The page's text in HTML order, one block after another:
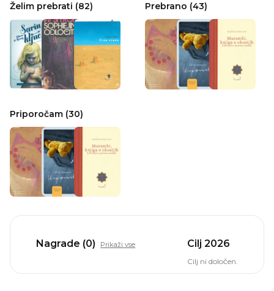
Želim prebrati (82) Prebrano (43)
Priporočam (30)
Nagrade (0) Prikaži vse Cilj 2026
Cilj ni določen.